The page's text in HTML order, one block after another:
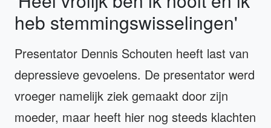
heb stemmingswisselingen'
Presentator Dennis Schouten heeft last van
depressieve gevoelens. De presentator werd
vroeger namelijk ziek gemaakt door zijn
moeder, maar heeft hier nog steeds klachten